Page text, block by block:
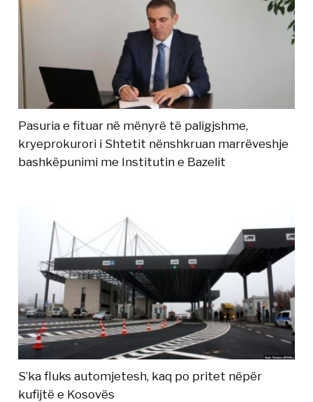
Pasuria e fituar në mënyrë të paligjshme,
kryeprokurori i Shtetit nënshkruan marrëveshje
bashkëpunimi me Institutin e Bazelit
S’ka fluks automjetesh, kaq po pritet nëpër
kufijtë e Kosovës